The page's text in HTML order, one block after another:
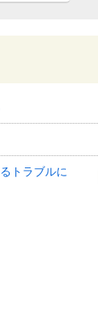
トラブルに